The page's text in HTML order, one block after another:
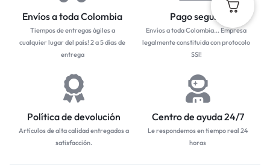
Envíos a toda Colombia
Tiempos de entregas ágiles a
cualquier lugar del país! 2 a 5 días de
entrega
Pago seguro
Envíos a toda Colombia... Empresa
legalmente constituida con protocolo
SSl!
Política de devolución
Artículos de alta calidad entregados a
satisfacción.
Centro de ayuda 24/7
Le respondemos en tiempo real 24
horas